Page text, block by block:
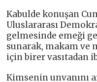
Kabulde konuşan
Uluslararası
gelmesinde emeği
sunarak, makam ve
için birer vasıtadan
Kimsenin unvanını